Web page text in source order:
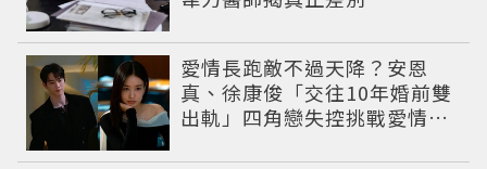
愛情長跑敵不過天降？安恩
真、徐康俊「交往10年婚前雙
出軌」四角戀失控挑戰愛情底